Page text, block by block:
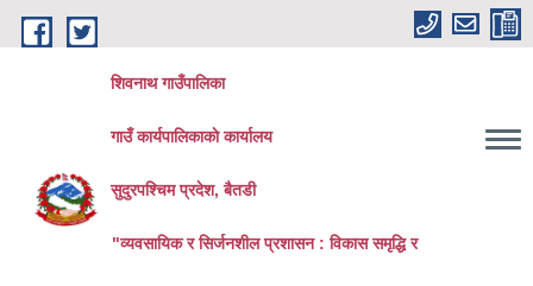
Skip to main content
शिवनाथ गाउँपालिका
गाउँ कार्यपालिकाकाे कार्यालय
सुदुरपश्चिम प्रदेश, बैतडी
"व्यवसायिक र सिर्जनशील प्रशासन : विकास समृद्धि र